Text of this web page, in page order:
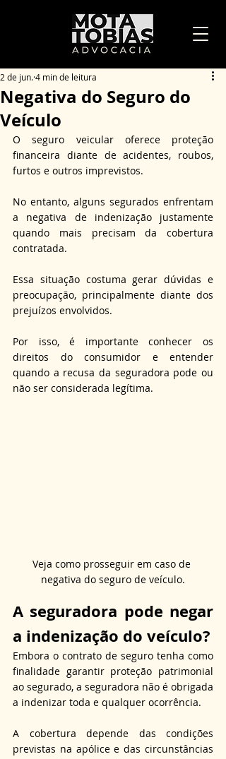
Negativa do Seguro do
Veículo
2 de jun.4 min de leitura
O seguro veicular oferece proteção
financeira diante de acidentes, roubos,
furtos e outros imprevistos.
No entanto, alguns segurados enfrentam
a negativa de indenização justamente
quando mais precisam da cobertura
contratada.
Essa situação costuma gerar dúvidas e
preocupação, principalmente diante dos
prejuízos envolvidos.
Por isso, é importante conhecer os
direitos do consumidor e entender
quando a recusa da seguradora pode ou
não ser considerada legítima.
Veja como prosseguir em caso de
negativa do seguro de veículo.
A seguradora pode negar
a indenização do veículo?
Embora o contrato de seguro tenha como
finalidade garantir proteção patrimonial
ao segurado, a seguradora não é obrigada
a indenizar toda e qualquer ocorrência.
A cobertura depende das condições
previstas na apólice e das circunstâncias